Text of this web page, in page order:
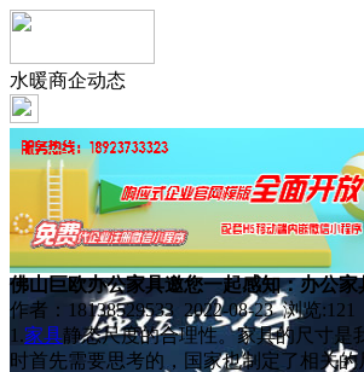
水暖商企动态
佛山巨欧办公家具邀您一起感知：办公
作者：18138529533 2022-08-23 浏览:121
1.家具静态尺度的合理性。家具的尺寸是
时首先需要思考的，国家也制定了相关